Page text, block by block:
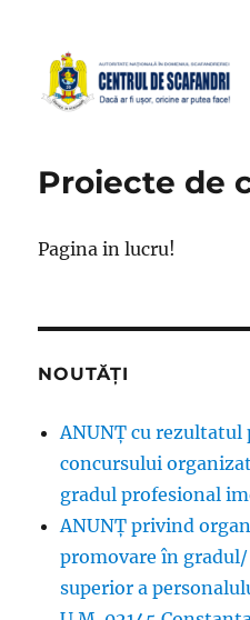
Proiecte de
Pagina in lucru!
NOUTĂȚI
ANUNȚ cu rezultatul
concursului
gradul profesional
ANUNŢ privind
promovare în
superior a